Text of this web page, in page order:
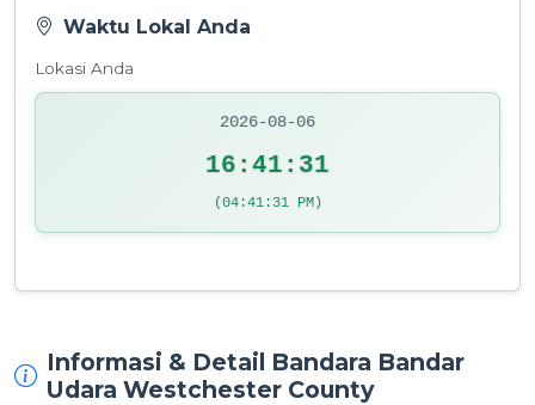
Waktu Lokal Anda
Lokasi Anda
2026-08-06
16:41:31
(04:41:31 PM)
Informasi & Detail Bandara Bandar
Udara Westchester County